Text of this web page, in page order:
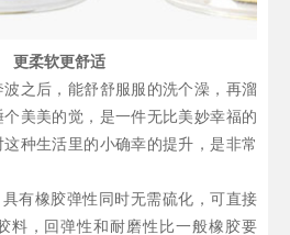
更柔软更舒适
后，能舒舒服服的洗个澡，再溜
美美的觉，是一件无比美妙幸福的
种生活里的小确幸的提升，是非常
橡胶弹性同时无需硫化，可直接
料，回弹性和耐磨性比一般橡胶要